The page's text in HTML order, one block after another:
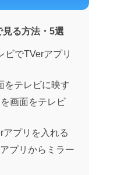
る方法・5選
でTVerアプリ
をテレビに映す
画面をテレビ
プリを入れる
プリからミラー